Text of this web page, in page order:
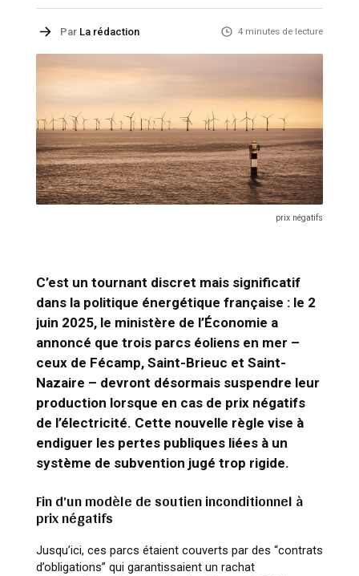
Par La rédaction 4 minutes de lecture
prix négatifs
C’est un tournant discret mais significatif
dans la politique énergétique française : le 2
juin 2025, le ministère de l’Économie a
annoncé que trois parcs éoliens en mer –
ceux de Fécamp, Saint-Brieuc et Saint-
Nazaire – devront désormais suspendre leur
production lorsque en cas de prix négatifs
de l’électricité. Cette nouvelle règle vise à
endiguer les pertes publiques liées à un
système de subvention jugé trop rigide.
Fin d’un modèle de soutien inconditionnel à
prix négatifs
Jusqu’ici, ces parcs étaient couverts par des “contrats
d’obligations” qui garantissaient un rachat